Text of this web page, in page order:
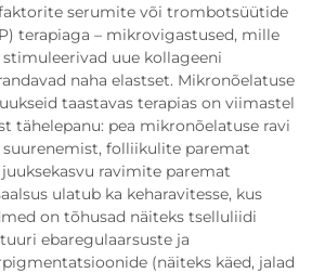
serumite või trombotsüütide
terapiaga – mikrovigastused, mille
uue kollageeni
naha elastset. Mikronõelatuse
taastavas terapias on viimastel
tähelepanu: pea mikronõelatuse ravi
folliikulite paremat
ravimite paremat
ulatub ka keharavitesse, kus
on tõhusad näiteks tselluliidi
ebaregulaarsuste ja
(näiteks käed, jalad